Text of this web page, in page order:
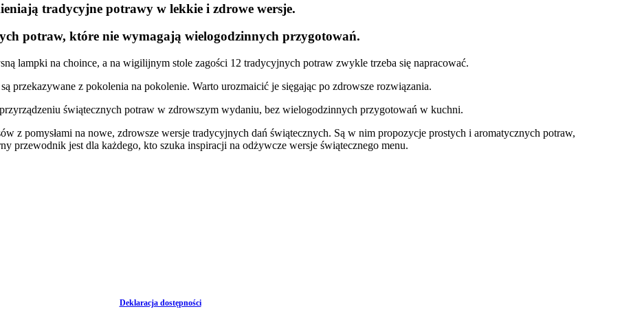
tradycyjne potrawy w lekkie i zdrowe wersje.
potraw, które nie wymagają wielogodzinnych przygotowań.
lampki na choince, a na wigilijnym stole zagości 12 tradycyjnych potraw zwykle trzeba się napracować.
przekazywane z pokolenia na pokolenie. Warto urozmaicić je sięgając po zdrowsze rozwiązania.
świątecznych potraw w zdrowszym wydaniu, bez wielogodzinnych przygotowań w kuchni.
z pomysłami na nowe, zdrowsze wersje tradycyjnych dań świątecznych. Są w nim propozycje prostych i aromatycznych potraw,
przewodnik jest dla każdego, kto szuka inspiracji na odżywcze wersje świątecznego menu.
Deklaracja dostępności